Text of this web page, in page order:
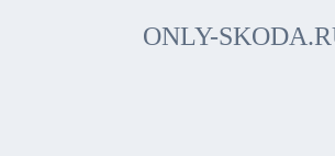
ONLY-